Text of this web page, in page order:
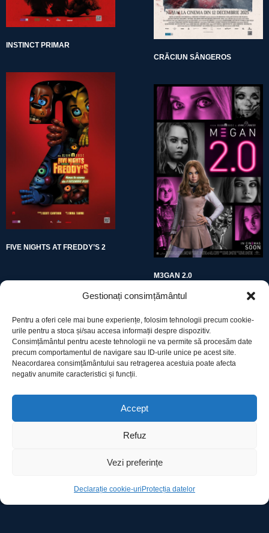
Gestionați consimțământul
Pentru a oferi cele mai bune experiențe, folosim tehnologii precum cookie-
urile pentru a stoca și/sau accesa informații despre dispozitiv.
Consimțământul pentru aceste tehnologii ne va permite să procesăm date
precum comportamentul de navigare sau ID-urile unice pe acest site.
Neacordarea consimțământului sau retragerea acestuia poate afecta
negativ anumite caracteristici și funcții.
Accept
Refuz
Vezi preferințe
Declarație cookie-uri Protecția datelor
INSTINCT PRIMAR
CRĂCIUN SÂNGEROS
FIVE NIGHTS AT FREDDY’S 2
M3GAN 2.0
Utile
Declarație cookie-uri
Contact
Ro Image SRL
Strada Mihai Eminescu, nr. 142, et.7, ap. 23,